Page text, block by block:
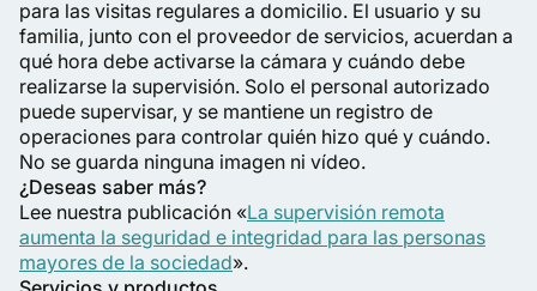
para las visitas regulares a domicilio. El usuario y su
familia, junto con el proveedor de servicios, acuerdan a
qué hora debe activarse la cámara y cuándo debe
realizarse la supervisión. Solo el personal autorizado
puede supervisar, y se mantiene un registro de
operaciones para controlar quién hizo qué y cuándo.
No se guarda ninguna imagen ni vídeo.
¿Deseas saber más?
Lee nuestra publicación «La supervisión remota
aumenta la seguridad e integridad para las personas
mayores de la sociedad».